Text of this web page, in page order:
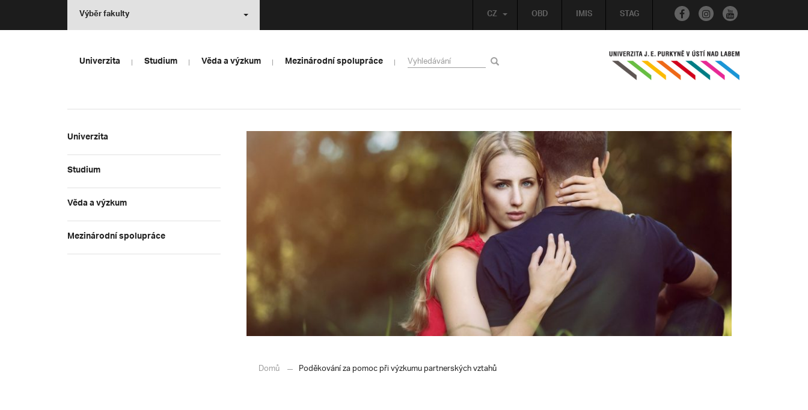
OBD IMIS STAG
CZ
Výběr fakulty
Univerzita Studium Věda a výzkum Mezinárodní spolupráce
Univerzita
Studium
Věda a výzkum
Mezinárodní spolupráce
Domů Poděkování za pomoc při výzkumu partnerských vztahů